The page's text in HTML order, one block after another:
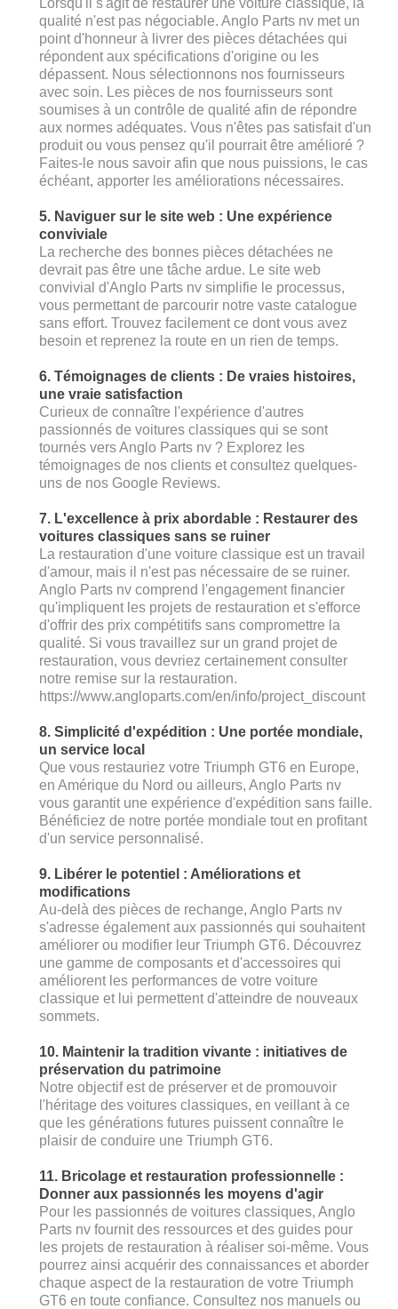
Lorsqu'il s'agit de restaurer une voiture classique, la
qualité n'est pas négociable. Anglo Parts nv met un
point d'honneur à livrer des pièces détachées qui
répondent aux spécifications d'origine ou les
dépassent. Nous sélectionnons nos fournisseurs
avec soin. Les pièces de nos fournisseurs sont
soumises à un contrôle de qualité afin de répondre
aux normes adéquates. Vous n'êtes pas satisfait d'un
produit ou vous pensez qu'il pourrait être amélioré ?
Faites-le nous savoir afin que nous puissions, le cas
échéant, apporter les améliorations nécessaires.
5. Naviguer sur le site web : Une expérience
conviviale
La recherche des bonnes pièces détachées ne
devrait pas être une tâche ardue. Le site web
convivial d'Anglo Parts nv simplifie le processus,
vous permettant de parcourir notre vaste catalogue
sans effort. Trouvez facilement ce dont vous avez
besoin et reprenez la route en un rien de temps.
6. Témoignages de clients : De vraies histoires,
une vraie satisfaction
Curieux de connaître l'expérience d'autres
passionnés de voitures classiques qui se sont
tournés vers Anglo Parts nv ? Explorez les
témoignages de nos clients et consultez quelques-
uns de nos Google Reviews.
7. L'excellence à prix abordable : Restaurer des
voitures classiques sans se ruiner
La restauration d'une voiture classique est un travail
d'amour, mais il n'est pas nécessaire de se ruiner.
Anglo Parts nv comprend l'engagement financier
qu'impliquent les projets de restauration et s'efforce
d'offrir des prix compétitifs sans compromettre la
qualité. Si vous travaillez sur un grand projet de
restauration, vous devriez certainement consulter
notre remise sur la restauration.
https://www.angloparts.com/en/info/project_discount
8. Simplicité d'expédition : Une portée mondiale,
un service local
Que vous restauriez votre Triumph GT6 en Europe,
en Amérique du Nord ou ailleurs, Anglo Parts nv
vous garantit une expérience d'expédition sans faille.
Bénéficiez de notre portée mondiale tout en profitant
d'un service personnalisé.
9. Libérer le potentiel : Améliorations et
modifications
Au-delà des pièces de rechange, Anglo Parts nv
s'adresse également aux passionnés qui souhaitent
améliorer ou modifier leur Triumph GT6. Découvrez
une gamme de composants et d'accessoires qui
améliorent les performances de votre voiture
classique et lui permettent d'atteindre de nouveaux
sommets.
10. Maintenir la tradition vivante : initiatives de
préservation du patrimoine
Notre objectif est de préserver et de promouvoir
l'héritage des voitures classiques, en veillant à ce
que les générations futures puissent connaître le
plaisir de conduire une Triumph GT6.
11. Bricolage et restauration professionnelle :
Donner aux passionnés les moyens d'agir
Pour les passionnés de voitures classiques, Anglo
Parts nv fournit des ressources et des guides pour
les projets de restauration à réaliser soi-même. Vous
pourrez ainsi acquérir des connaissances et aborder
chaque aspect de la restauration de votre Triumph
GT6 en toute confiance. Consultez nos manuels ou